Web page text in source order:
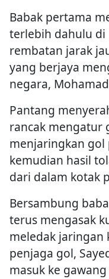
Babak pertama
terlebih dahulu di
rembatan jarak
yang berjaya
negara,
Pantang
rancak mengatur
menjaringkan gol
kemudian hasil
dari dalam kotak
Bersambung
terus mengasak
meledak jaringan
penjaga gol,
masuk ke